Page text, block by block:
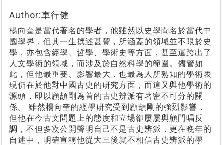
Author:車行健
楊向奎是當代著名的學者，他雖然以史學聞名於當代中
國學界，但其一生撰述甚豐，所涵蓋的領域並不限於史
學，亦包含經學、哲學、學術史等方面，甚至還跨出了
人文學術的領域，而涉及於自然科學的範圍。儘管如
此，但他最重要、影響最大，也最為人所熟知的學術表
現仍在於他對中國古史的研究方面，而這又與他學術的
源頭，即以顧頡剛為首的古史辨派有著密不可分的關
係。 雖然楊向奎的經學研究受到顧頡剛的強烈影響，
但他在今古文問題上的態度和立場卻屢屢與顧門唱反
調，不但多次公開聲明自己不是古史辨派，更在晚年的
自述中，明確宣稱他從大三後就不相信古史辨派的學